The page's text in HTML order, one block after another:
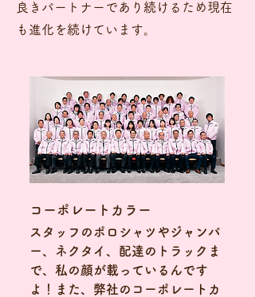
良きパートナーであり続けるため現在
も進化を続けています。
​コーポレートカラー
​スタッフのポロシャツやジャンパ
ー、ネクタイ、配達のトラックま
で、私の顔が載っているんです
よ！また、弊社のコーポレートカ